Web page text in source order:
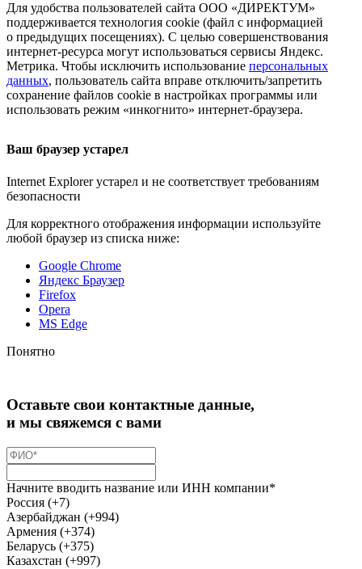
Для удобства пользователей сайта ООО «ДИРЕКТУМ»
поддерживается технология cookie (файл с информацией
о предыдущих посещениях). С целью совершенствования
интернет-ресурса могут использоваться сервисы Яндекс.
Метрика. Чтобы исключить использование персональных
данных, пользователь сайта вправе отключить/запретить
сохранение файлов cookie в настройках программы или
использовать режим «инкогнито» интернет-браузера.
Ваш браузер устарел
Internet Explorer устарел и не соответствует требованиям
безопасности
Для корректного отображения информации используйте
любой браузер из списка ниже:
Google Chrome
Яндекс Браузер
Firefox
Opera
MS Edge
Понятно
Оставьте свои контактные данные,
и мы свяжемся с вами
Начните вводить название или ИНН компании*
Россия (+7)
Азербайджан (+994)
Армения (+374)
Беларусь (+375)
Казахстан (+997)